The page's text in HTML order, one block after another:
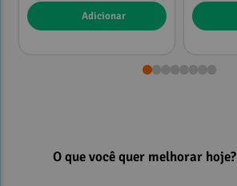
Adicionar
O que você quer melhorar hoje?